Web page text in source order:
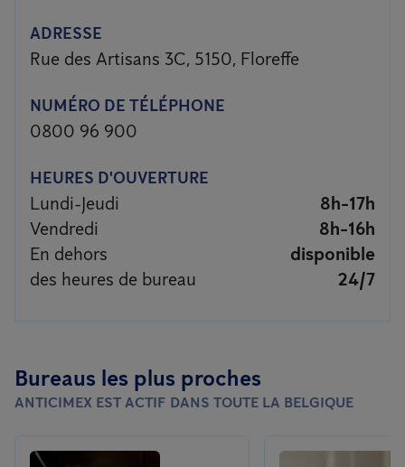
ADRESSE
Rue des Artisans 3C, 5150, Floreffe
NUMÉRO DE TÉLÉPHONE
0800 96 900
HEURES D'OUVERTURE
Lundi-Jeudi
8h-17h
Vendredi
8h-16h
En dehors
disponible
des heures de bureau
24/7
Bureaus les plus proches
ANTICIMEX EST ACTIF DANS TOUTE LA BELGIQUE